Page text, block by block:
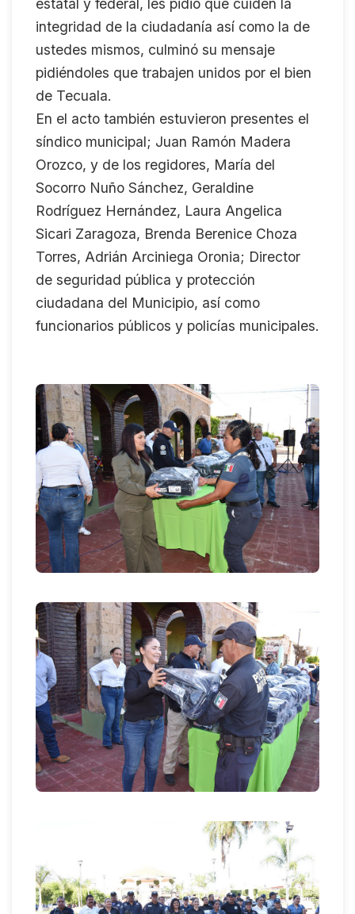
estatal y federal, les pidió que cuiden la
integridad de la ciudadanía así como la de
ustedes mismos, culminó su mensaje
pidiéndoles que trabajen unidos por el bien
de Tecuala.
En el acto también estuvieron presentes el
síndico municipal; Juan Ramón Madera
Orozco, y de los regidores, María del
Socorro Nuño Sánchez, Geraldine
Rodríguez Hernández, Laura Angelica
Sicari Zaragoza, Brenda Berenice Choza
Torres, Adrián Arciniega Oronia; Director
de seguridad pública y protección
ciudadana del Municipio, así como
funcionarios públicos y policías municipales.